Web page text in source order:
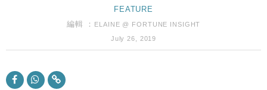
財經｜華僑銀行上半年淨利創新高 中期息增15%至
財經｜滙豐上調香港今年GDP預測至4.5% 看好貿易
16:47
本地｜假冒內地執法人員要求交「保證金」 43歲女子
FEATURE
編輯 ：
ELAINE @ FORTUNE INSIGHT
July 26, 2019